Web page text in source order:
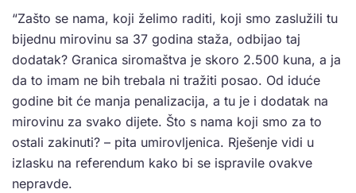
“Zašto se nama, koji želimo raditi, koji smo zaslužili tu
bijednu mirovinu sa 37 godina staža, odbijao taj
dodatak? Granica siromaštva je skoro 2.500 kuna, a ja
da to imam ne bih trebala ni tražiti posao. Od iduće
godine bit će manja penalizacija, a tu je i dodatak na
mirovinu za svako dijete. Što s nama koji smo za to
ostali zakinuti? – pita umirovljenica. Rješenje vidi u
izlasku na referendum kako bi se ispravile ovakve
nepravde.